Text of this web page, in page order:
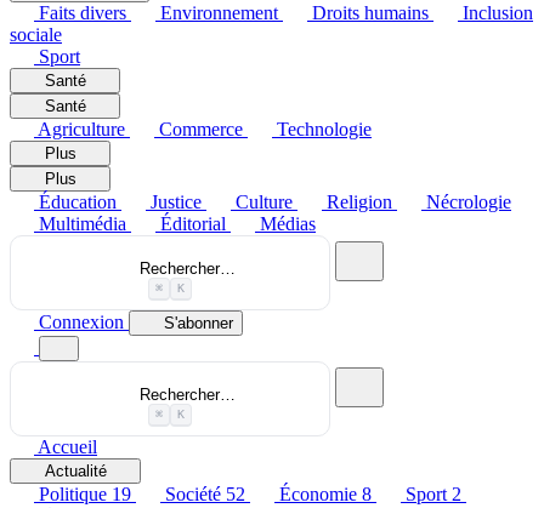
Faits divers Environnement Droits humains
Inclusion
sociale
Sport
Santé
Santé
Agriculture Commerce Technologie
Plus
Plus
Éducation Justice Culture Religion
Nécrologie
Multimédia
Éditorial Médias
Rechercher…
⌘ K
Connexion S'abonner
Rechercher…
⌘ K
Accueil
Actualité
Politique 19 Société 52 Économie 8 Sport 2